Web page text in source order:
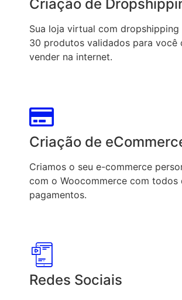
Criação de
Sua loja virtual com dropshipping
30 produtos validados para você
vender na internet.
Criação de
Criamos o seu e-commerce
com o Woocommerce com todos
pagamentos.
Redes Sociais